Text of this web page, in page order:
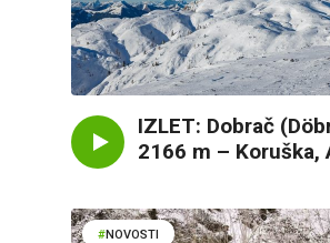
IZLET: Dobrač
2166 m – Koruška,
NOVOSTI